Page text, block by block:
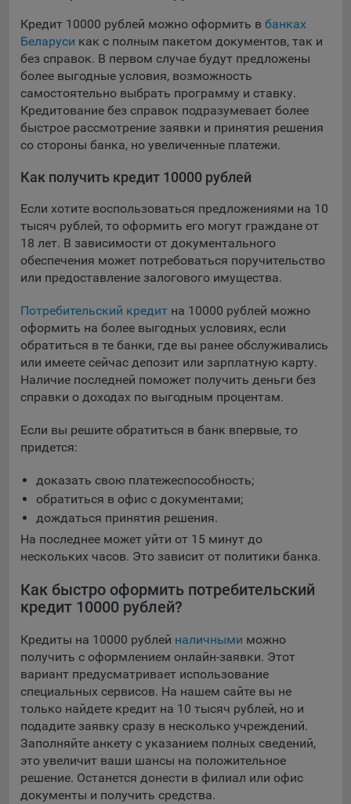
используется для обеспечения корректной работы сайта.
Компании, которой мы поручаем обработку данных для
данной цели:
Сервис хранения информации, предоставляемый
компанией, согласно договора аренды ООО «Рэкун
Рекламные Cookie
Отключение рекламных cookie-файлы не позволит
принимать меры по совершенствованию работы
Сайта, исходя из предпочтений пользователя, а также
осуществлять подбор рекламы, иных рекламных
материалов по наиболее актуальному, подходящему
назначению для каждого конкретного пользователя.
Компании, которым мы поручаем обработку данных для
данной цели:
Яндекса рекламная сеть (Yandex Mobile Ads, ADFOX) -
сервис показа контекстной рекламы. Адрес: Yandex
Europe AG, Werftestrasse 4, CH-6005 Luzern, Switzerland.
предоставляемый компанией Google Ireland Ltd, Gordon
House Barrow Street Dublin 4, D04E5W5 Ireland.
Сохранить мои изменения
Сохранить по умолчанию
Кредит 10000 рублей можно оформить в банках
Беларуси как с полным пакетом документов, так и
без справок. В первом случае будут предложены
более выгодные условия, возможность
самостоятельно выбрать программу и ставку.
Кредитование без справок подразумевает более
быстрое рассмотрение заявки и принятия решения
со стороны банка, но увеличенные платежи.
Как получить кредит 10000 рублей
Если хотите воспользоваться предложениями на 10
тысяч рублей, то оформить его могут граждане от
18 лет. В зависимости от документального
обеспечения может потребоваться поручительство
или предоставление залогового имущества.
Потребительский кредит на 10000 рублей можно
оформить на более выгодных условиях, если
обратиться в те банки, где вы ранее обслуживались
или имеете сейчас депозит или зарплатную карту.
Наличие последней поможет получить деньги без
справки о доходах по выгодным процентам.
Если вы решите обратиться в банк впервые, то
придется:
доказать свою платежеспособность;
обратиться в офис с документами;
дождаться принятия решения.
На последнее может уйти от 15 минут до
нескольких часов. Это зависит от политики банка.
Как быстро оформить потребительский
кредит 10000 рублей?
Кредиты на 10000 рублей наличными можно
получить с оформлением онлайн-заявки. Этот
вариант предусматривает использование
специальных сервисов. На нашем сайте вы не
только найдете кредит на 10 тысяч рублей, но и
подадите заявку сразу в несколько учреждений.
Заполняйте анкету с указанием полных сведений,
это увеличит ваши шансы на положительное
решение. Останется донести в филиал или офис
документы и получить средства.